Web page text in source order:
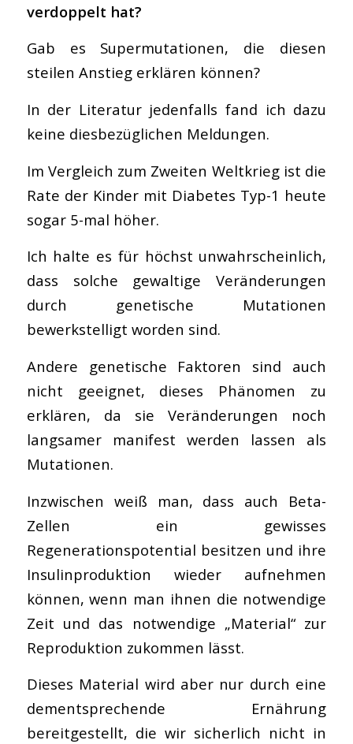
verdoppelt hat?
Gab es Supermutationen, die diesen
steilen Anstieg erklären können?
In der Literatur jedenfalls fand ich dazu
keine diesbezüglichen Meldungen.
Im Vergleich zum Zweiten Weltkrieg ist die
Rate der Kinder mit Diabetes Typ-1 heute
sogar 5-mal höher.
Ich halte es für höchst unwahrscheinlich,
dass solche gewaltige Veränderungen
durch genetische Mutationen
bewerkstelligt worden sind.
Andere genetische Faktoren sind auch
nicht geeignet, dieses Phänomen zu
erklären, da sie Veränderungen noch
langsamer manifest werden lassen als
Mutationen.
Inzwischen weiß man, dass auch Beta-
Zellen ein gewisses
Regenerationspotential besitzen und ihre
Insulinproduktion wieder aufnehmen
können, wenn man ihnen die notwendige
Zeit und das notwendige „Material“ zur
Reproduktion zukommen lässt.
Dieses Material wird aber nur durch eine
dementsprechende Ernährung
bereitgestellt, die wir sicherlich nicht in